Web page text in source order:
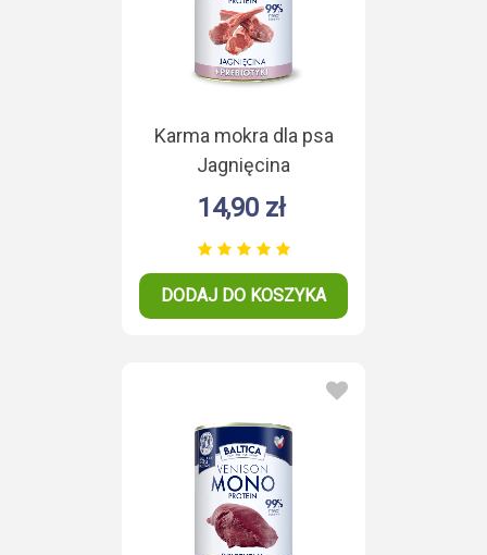
Karma mokra dla psa
Jagnięcina
Monoproteina 400g
14,90 zł
DODAJ DO KOSZYKA